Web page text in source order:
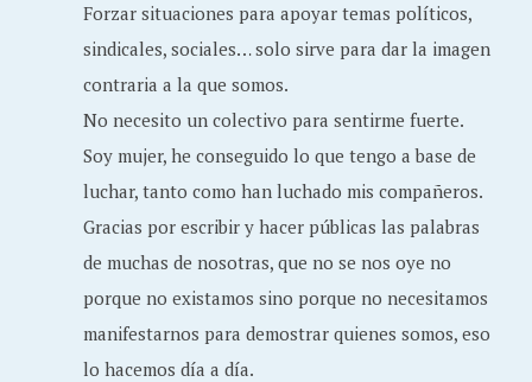
Forzar situaciones para apoyar temas políticos,
sindicales, sociales… solo sirve para dar la imagen
contraria a la que somos.
No necesito un colectivo para sentirme fuerte.
Soy mujer, he conseguido lo que tengo a base de
luchar, tanto como han luchado mis compañeros.
Gracias por escribir y hacer públicas las palabras
de muchas de nosotras, que no se nos oye no
porque no existamos sino porque no necesitamos
manifestarnos para demostrar quienes somos, eso
lo hacemos día a día.